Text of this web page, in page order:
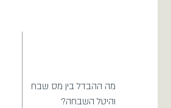
מה ההבדל בין מס שבח
והיטל השבחה?